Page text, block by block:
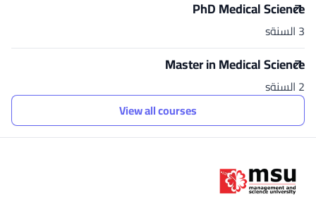
PhD Medical Science
3 السنةs
Master in Medical Science
2 السنةs
View all courses